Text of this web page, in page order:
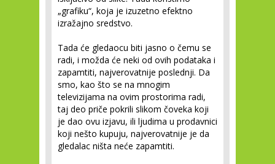
„grafiku“, koja je izuzetno efektno
izražajno sredstvo.
Tada će gledaocu biti jasno o čemu se
radi, i možda će neki od ovih podataka i
zapamtiti, najverovatnije poslednji. Da
smo, kao što se na mnogim
televizijama na ovim prostorima radi,
taj deo priče pokrili slikom čoveka koji
je dao ovu izjavu, ili ljudima u prodavnici
koji nešto kupuju, najverovatnije je da
gledalac ništa neće zapamtiti.